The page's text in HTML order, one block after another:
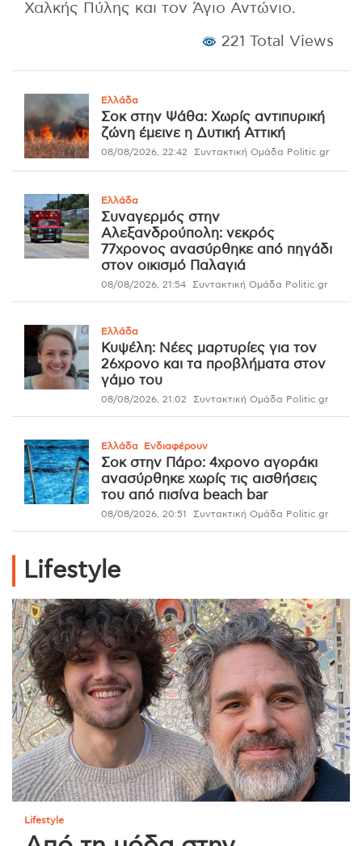
Χαλκής Πύλης και τον Άγιο Αντώνιο.
221 Total Views
Ελλάδα
Σοκ στην Ψάθα: Χωρίς αντιπυρική
ζώνη έμεινε η Δυτική Αττική
08/08/2026, 22:42 Συντακτική Ομάδα Politic.gr
Ελλάδα
Συναγερμός στην
Αλεξανδρούπολη: νεκρός
77χρονος ανασύρθηκε από πηγάδι
στον οικισμό Παλαγιά
08/08/2026, 21:54 Συντακτική Ομάδα Politic.gr
Ελλάδα
Κυψέλη: Νέες μαρτυρίες για τον
26χρονο και τα προβλήματα στον
γάμο του
08/08/2026, 21:02 Συντακτική Ομάδα Politic.gr
Ελλάδα Ενδιαφέρουν
Σοκ στην Πάρο: 4χρονο αγοράκι
ανασύρθηκε χωρίς τις αισθήσεις
του από πισίνα beach bar
08/08/2026, 20:51 Συντακτική Ομάδα Politic.gr
Lifestyle
Lifestyle